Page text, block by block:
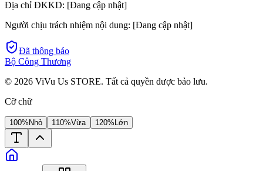
Địa chỉ ĐKKD: [Đang cập nhật]
Người chịu trách nhiệm nội dung: [Đang cập nhật]
Đã thông báo
Bộ Công Thương
© 2026 ViVu Us STORE. Tất cả quyền được bảo lưu.
Cỡ chữ
100% Nhỏ 110%Vừa 120% Lớn